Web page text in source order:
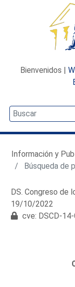
Bienvenidos |
Información y
Búsqueda de
DS. Congreso de
19/10/2022
cve: DSCD-